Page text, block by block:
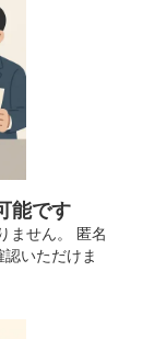
能です
ません。 匿名
いただけま